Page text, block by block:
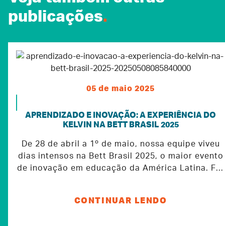
publicações.
05 de maio 2025
APRENDIZADO E INOVAÇÃO: A EXPERIÊNCIA DO
KELVIN NA BETT BRASIL 2025
De 28 de abril a 1º de maio, nossa equipe viveu
dias intensos na Bett Brasil 2025, o maior evento
de inovação em educação da América Latina. Foi
educação.Voltamos com a sensação boa de
CONTINUAR LENDO